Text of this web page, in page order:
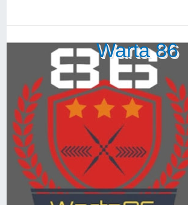
Warta 86